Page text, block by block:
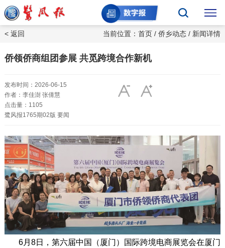
当前位置：首页 /侨乡动态 / 新闻详情
< 返回
侨领侨商组团参展 共觅跨境合作新机
发布时间：2026-06-15
作者：李佳澍 张倩慧
点击量：1105
鹭风报1765期02版 要闻
6月8日，第六届中国（厦门）国际跨境电商展览会在厦门